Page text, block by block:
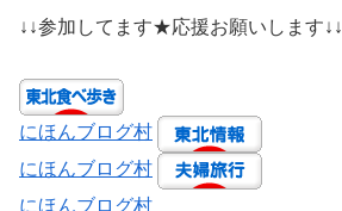
↓↓参加してます★応援お願いします↓↓
にほんブログ村
にほんブログ村
にほんブログ村